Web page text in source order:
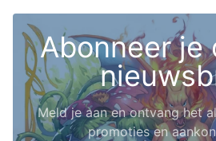
Abonneer je
Meld je aan en ontvang het
promoties en